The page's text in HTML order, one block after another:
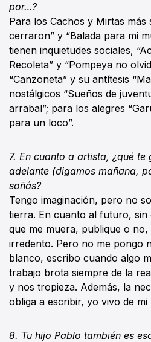
por…?
Para los Cachos y Mirtas más
cerraron” y “Balada para mi
tienen inquietudes sociales,
Recoleta” y “Pompeya no
“Canzoneta” y su antítesis
nostálgicos “Sueños de
arrabal”; para los alegres
para un loco”.
7. En cuanto a artista, ¿qué
adelante (digamos mañana,
soñás?
Tengo imaginación, pero no
tierra. En cuanto al futuro, sin
que me muera, publique o
irredento. Pero no me pongo
blanco, escribo cuando algo
trabajo brota siempre de la
y nos tropieza. Además, la
obliga a escribir, yo vivo de
8. Tu hijo Pablo también es